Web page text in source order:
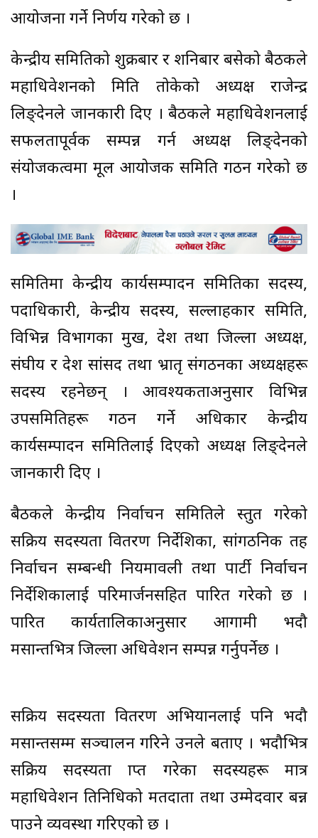
आयोजना गर्ने निर्णय गरेको छ ।
केन्द्रीय समितिको शुक्रबार र शनिबार बसेको बैठकले
महाधिवेशनको मिति तोकेको अध्यक्ष राजेन्द्र
लिङ्देनले जानकारी दिए । बैठकले महाधिवेशनलाई
सफलतापूर्वक सम्पन्न गर्न अध्यक्ष लिङ्देनको
संयोजकत्वमा मूल आयोजक समिति गठन गरेको छ
।
समितिमा केन्द्रीय कार्यसम्पादन समितिका सदस्य,
पदाधिकारी, केन्द्रीय सदस्य, सल्लाहकार समिति,
विभिन्न विभागका प्रमुख, प्रदेश तथा जिल्ला अध्यक्ष,
संघीय र प्रदेश सांसद तथा भ्रातृ संगठनका अध्यक्षहरू
सदस्य रहनेछन् । आवश्यकताअनुसार विभिन्न
उपसमितिहरू गठन गर्ने अधिकार केन्द्रीय
कार्यसम्पादन समितिलाई दिएको अध्यक्ष लिङ्देनले
जानकारी दिए ।
बैठकले केन्द्रीय निर्वाचन समितिले प्रस्तुत गरेको
सक्रिय सदस्यता वितरण निर्देशिका, सांगठनिक तह
निर्वाचन सम्बन्धी नियमावली तथा पार्टी निर्वाचन
निर्देशिकालाई परिमार्जनसहित पारित गरेको छ ।
पारित कार्यतालिकाअनुसार आगामी भदौ
मसान्तभित्र जिल्ला अधिवेशन सम्पन्न गर्नुपर्नेछ ।
सक्रिय सदस्यता वितरण अभियानलाई पनि भदौ
मसान्तसम्म सञ्चालन गरिने उनले बताए । भदौभित्र
सक्रिय सदस्यता प्राप्त गरेका सदस्यहरू मात्र
महाधिवेशन प्रतिनिधिको मतदाता तथा उम्मेदवार बन्न
पाउने व्यवस्था गरिएको छ ।